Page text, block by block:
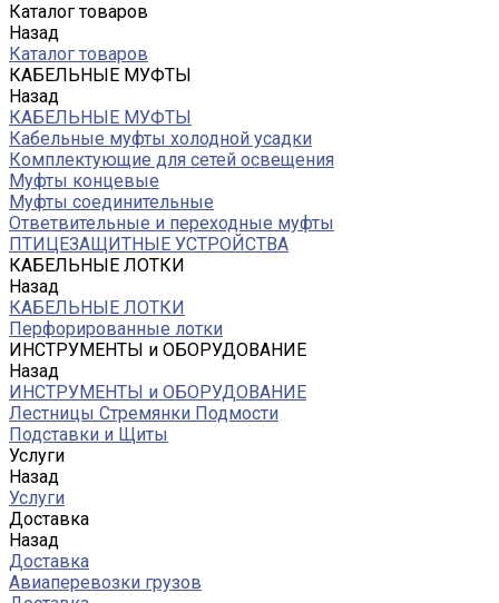
Каталог товаров
Назад
Каталог товаров
КАБЕЛЬНЫЕ МУФТЫ
Назад
КАБЕЛЬНЫЕ МУФТЫ
Кабельные муфты холодной усадки
Комплектующие для сетей освещения
Муфты концевые
Муфты соединительные
Ответвительные и переходные муфты
ПТИЦЕЗАЩИТНЫЕ УСТРОЙСТВА
КАБЕЛЬНЫЕ ЛОТКИ
Назад
КАБЕЛЬНЫЕ ЛОТКИ
Перфорированные лотки
ИНСТРУМЕНТЫ и ОБОРУДОВАНИЕ
Назад
ИНСТРУМЕНТЫ и ОБОРУДОВАНИЕ
Лестницы Стремянки Подмости
Подставки и Щиты
Услуги
Назад
Услуги
Доставка
Назад
Доставка
Авиаперевозки грузов